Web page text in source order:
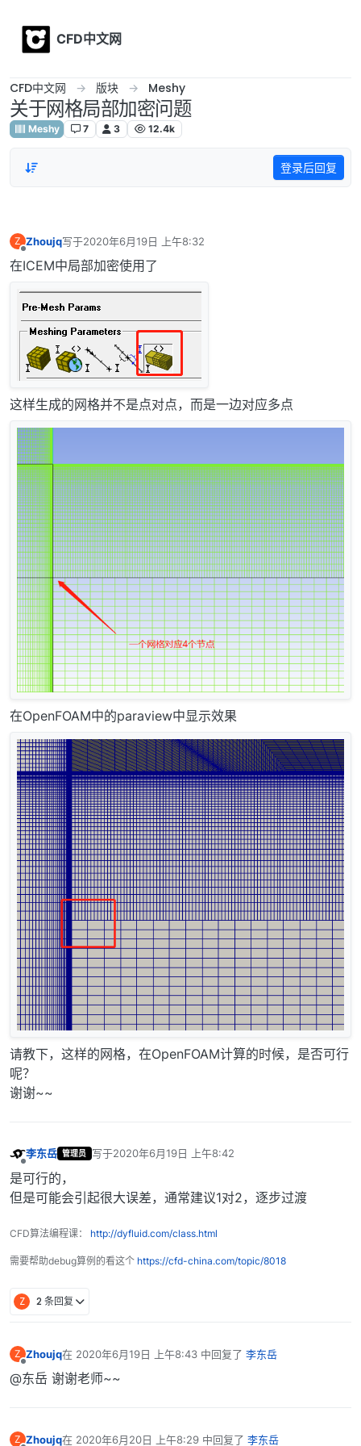
CFD中文网
CFD中文网 版块 Meshy
关于网格局部加密问题
Meshy 7 3 12.4k
登录后回复
Z Zhoujq写于2020年6月19日 上午8:32
最后由 编辑
在ICEM中局部加密使用了
这样生成的网格并不是点对点，而是一边对应多点
在OpenFOAM中的paraview中显示效果
请教下，这样的网格，在OpenFOAM计算的时候，是否可行
呢？
谢谢~~
李东岳 管理员 写于2020年6月19日 上午8:42
最后由 编辑
是可行的，
但是可能会引起很大误差，通常建议1对2，逐步过渡
CFD算法编程课： http://dyfluid.com/class.html
需要帮助debug算例的看这个 https://cfd-china.com/topic/8018
Z 2 条回复
Z Zhoujq在 2020年6月19日 上午8:43 中回复了 李东岳
最后由 编辑
@东岳 谢谢老师~~
Z Zhoujq在 2020年6月20日 上午8:29 中回复了 李东岳